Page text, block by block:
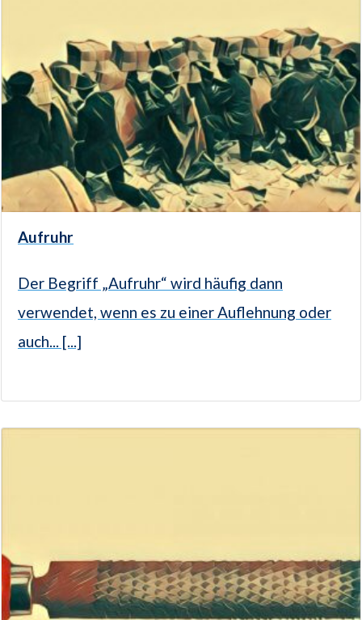
Aufruhr
Der Begriff „Aufruhr“ wird häufig dann
verwendet, wenn es zu einer Auflehnung oder
auch... [...]